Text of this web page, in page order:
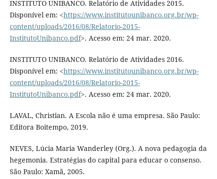
INSTITUTO UNIBANCO. Relatório de Atividades 2015.
Disponível em: <https://www.institutounibanco.org.br/wp-
content/uploads/2016/08/Relatorio-2015-
InstitutoUnibanco.pdf>. Acesso em: 24 mar. 2020.
INSTITUTO UNIBANCO. Relatório de Atividades 2016.
Disponível em: <https://www.institutounibanco.org.br/wp-
content/uploads/2016/08/Relatorio-2015-
InstitutoUnibanco.pdf>. Acesso em: 24 mar. 2020.
LAVAL, Christian. A Escola não é uma empresa. São Paulo:
Editora Boitempo, 2019.
NEVES, Lúcia Maria Wanderley (Org.). A nova pedagogia da
hegemonia. Estratégias do capital para educar o consenso.
São Paulo: Xamã, 2005.